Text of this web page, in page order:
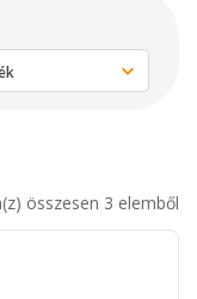
összesen 3 elemből